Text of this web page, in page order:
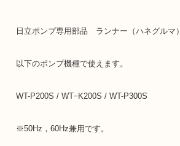
日立ポンプ専用部品 ランナー（ハネグルマ）
以下のポンプ機種で使えます。
WT-P200S / WTｰK200S / WT-P300S
※50Hz，60Hz兼用です。